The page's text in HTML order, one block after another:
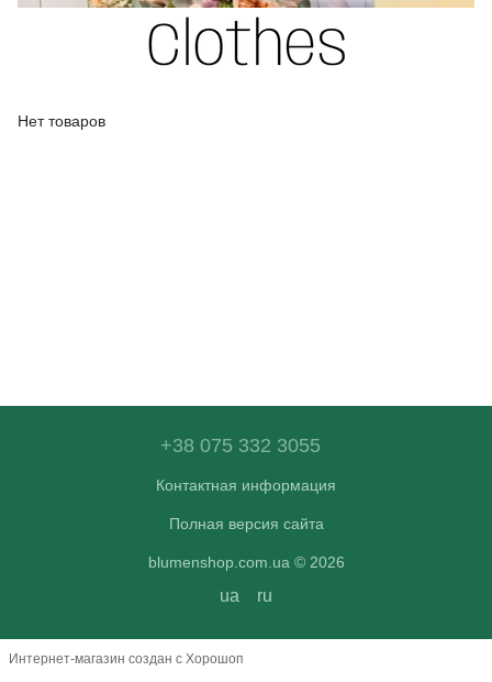
Нет товаров
+38 075 332 3055
Контактная информация
Полная версия сайта
blumenshop.com.ua © 2026
ua ru
Интернет-магазин создан с Хорошоп